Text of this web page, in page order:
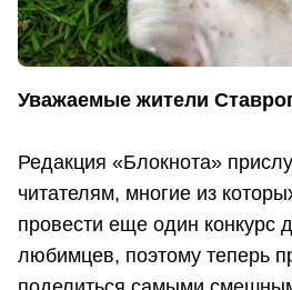
Уважаемые жители
Редакция «Блокнота»
читателям, многие из
провести еще один конкурс
любимцев, поэтому теперь